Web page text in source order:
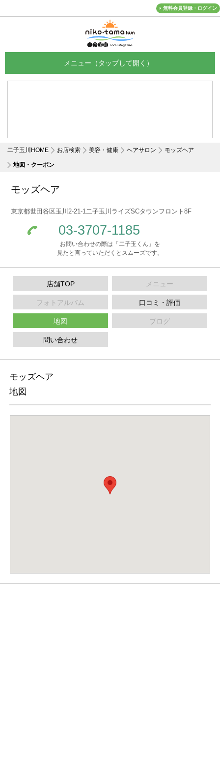
無料会員登録・ログイン
二子玉川HOME お店検索 美容・健康 ヘアサロン モッズヘア
地図・クーポン
モッズヘア
東京都世田谷区玉川2-21-1二子玉川ライズSCタウンフロント8F
03-3707-1185
お問い合わせの際は「二子玉くん」を
見たと言っていただくとスムーズです。
店舗TOP メニュー
フォトアルバム 口コミ・評価
地図 ブログ
問い合わせ
モッズヘア
地図
メニュー